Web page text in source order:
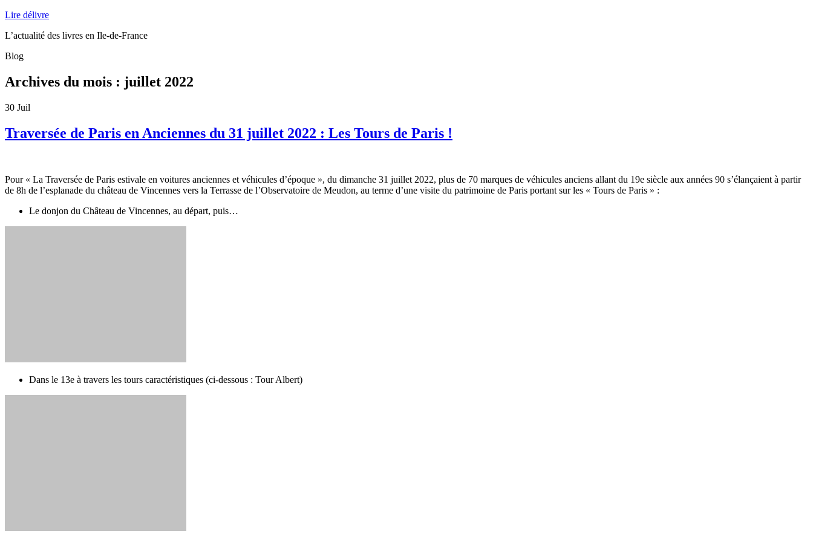
Lire délivre
L’actualité des livres en Ile-de-France
Blog
Archives du mois : juillet 2022
30 Juil
Traversée de Paris en Anciennes du 31 juillet 2022 : Les Tours de Paris !
Pour « La Traversée de Paris estivale en voitures anciennes et véhicules d’époque », du dimanche 31 juillet 2022, plus de 70 marques de véhicules anciens allant du 19e siècle aux années 90 s’élançaient à partir
de 8h de l’esplanade du château de Vincennes vers la Terrasse de l’Observatoire de Meudon, au terme d’une visite du patrimoine de Paris portant sur les « Tours de Paris » :
Le donjon du Château de Vincennes, au départ, puis…
Dans le 13e à travers les tours caractéristiques (ci-dessous : Tour Albert)